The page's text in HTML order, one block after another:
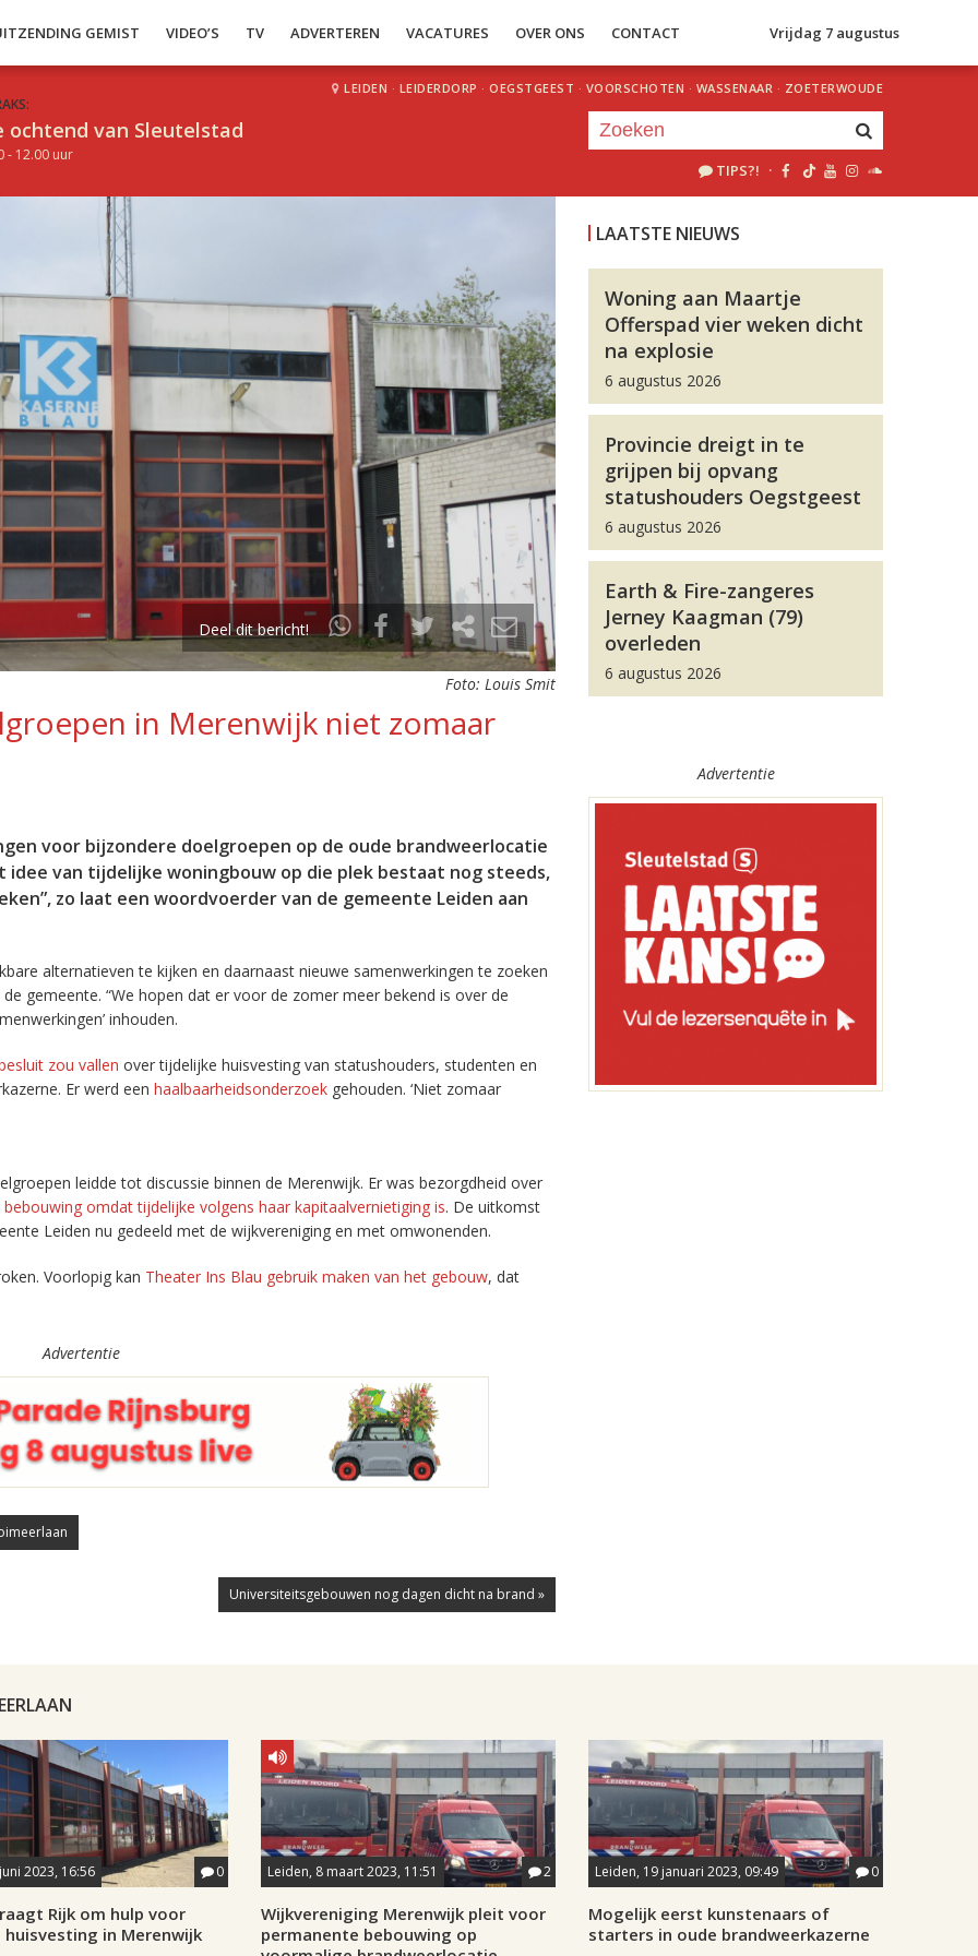
GEMIST VIDEO’S TV ADVERTEREN VACATURES OVER ONS CONTACT Vrijdag 7 augustus
ochtend van Sleutelstad
- 12.00 uur
LEIDEN · LEIDERDORP · OEGSTGEEST · VOORSCHOTEN · WASSENAAR · ZOETERWOUDE
TIPS?! ·
Deel dit bericht!
Foto: Louis Smit
in Merenwijk niet zomaar
voor bijzondere doelgroepen op de oude brandweerlocatie
idee van tijdelijke woningbouw op die plek bestaat nog steeds,
zo laat een woordvoerder van de gemeente Leiden aan
alternatieven te kijken en daarnaast nieuwe samenwerkingen te zoeken
gemeente. “We hopen dat er voor de zomer meer bekend is over de
inhouden.
zou vallen over tijdelijke huisvesting van statushouders, studenten en
Er werd een haalbaarheidsonderzoek gehouden. ‘Niet zomaar
leidde tot discussie binnen de Merenwijk. Er was bezorgdheid over
omdat tijdelijke volgens haar kapitaalvernietiging is. De uitkomst
Leiden nu gedeeld met de wijkvereniging en met omwonenden.
Voorlopig kan Theater Ins Blau gebruik maken van het gebouw, dat
Advertentie
Universiteitsgebouwen nog dagen dicht na brand »
LAATSTE NIEUWS
Woning aan Maartje
Offerspad vier weken dicht
na explosie
6 augustus 2026
Provincie dreigt in te
grijpen bij opvang
statushouders Oegstgeest
6 augustus 2026
Earth & Fire-zangeres
Jerney Kaagman (79)
overleden
6 augustus 2026
Advertentie
2023, 16:56 0
Rijk om hulp voor
in Merenwijk
Leiden, 8 maart 2023, 11:51 2
Wijkvereniging Merenwijk pleit voor
permanente bebouwing op
Leiden, 19 januari 2023, 09:49 0
Mogelijk eerst kunstenaars of
starters in oude brandweerkazerne